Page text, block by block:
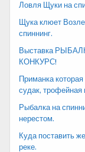
Ловля Щуки на
Щука клюет
спиннинг.
Выставка
КОНКУРС!
Приманка
судак, трофейная
Рыбалка на
нерестом.
Куда поставить
реке.